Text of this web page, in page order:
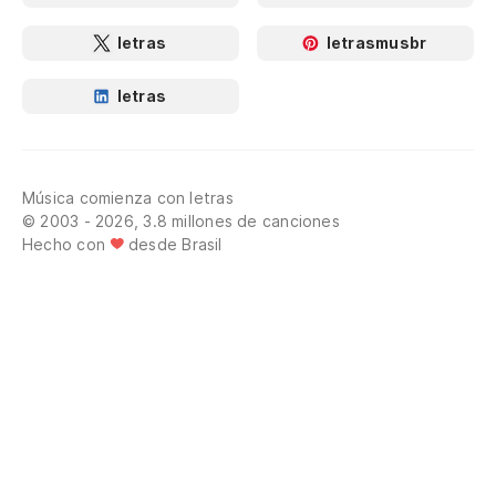
letras letrasmusbr
letras
Música comienza con letras
© 2003 - 2026, 3.8 millones de canciones
Hecho con
desde Brasil